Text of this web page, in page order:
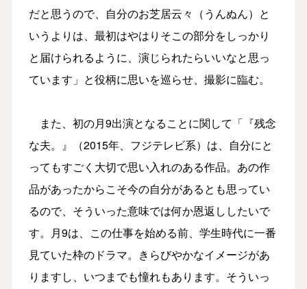
だと思うので、自分のお芝居云々（うんぬん）と
いうよりは、最初はやはりそこの部分をしっかり
と届けられるように、演じられたらいいなと思っ
ています」と役柄に思いを巡らせ、撮影に臨む。
また、初の月9出演となることに関して「『残念
な夫。』（2015年、フジテレビ系）は、自分にと
ってもすごく大切で思い入れのある作品。あの作
品があったからこそ今の自分があるとも思ってい
るので、そういった意味では何か恩返ししたいで
す。月9は、この仕事を始める前、学生時代に一番
見ていた枠のドラマ。きらびやかなイメージがあ
りますし、いつまでも憧れもあります。そういっ